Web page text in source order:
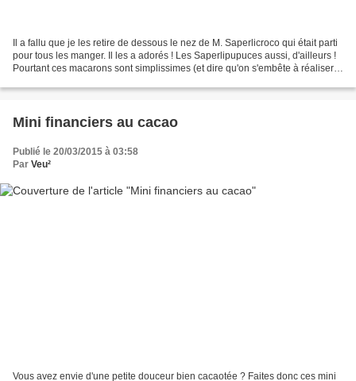
Il a fallu que je les retire de dessous le nez de M. Saperlicroco qui était parti
pour tous les manger. Il les a adorés ! Les Saperlipupuces aussi, d'ailleurs !
Pourtant ces macarons sont simplissimes (et dire qu'on s'embête à réaliser
Mini financiers au cacao
Publié le 20/03/2015 à 03:58
Par Veu²
Vous avez envie d'une petite douceur bien cacaotée ? Faites donc ces mini